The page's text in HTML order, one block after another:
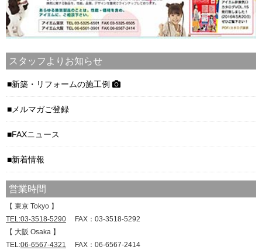
スタッフよりお知らせ
新築・リフォームの施工例
メルマガご登録
FAXニュース
新着情報
営業時間
【 東京 Tokyo 】
TEL:03-3518-5290 FAX：03-3518-5292
【 大阪 Osaka 】
TEL:06-6567-4321 FAX：06-6567-2414